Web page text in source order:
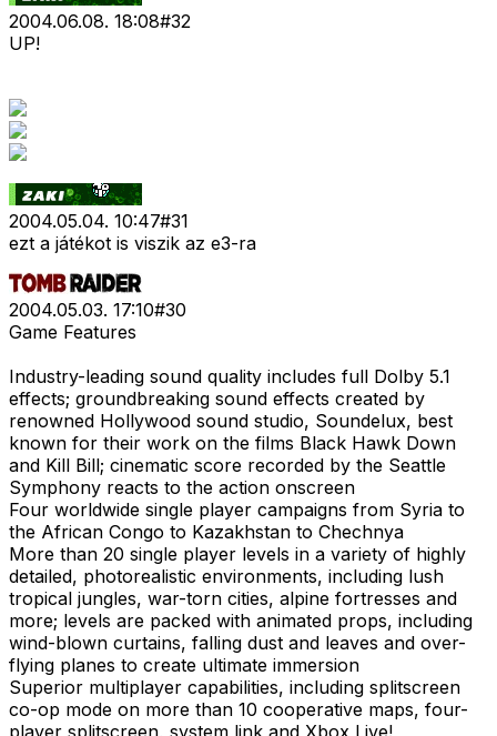
2004.06.08. 18:08#32
UP!
2004.05.04. 10:47#31
ezt a játékot is viszik az e3-ra
2004.05.03. 17:10#30
Game Features
Industry-leading sound quality includes full Dolby 5.1
effects; groundbreaking sound effects created by
renowned Hollywood sound studio, Soundelux, best
known for their work on the films Black Hawk Down
and Kill Bill; cinematic score recorded by the Seattle
Symphony reacts to the action onscreen
Four worldwide single player campaigns from Syria to
the African Congo to Kazakhstan to Chechnya
More than 20 single player levels in a variety of highly
detailed, photorealistic environments, including lush
tropical jungles, war-torn cities, alpine fortresses and
more; levels are packed with animated props, including
wind-blown curtains, falling dust and leaves and over-
flying planes to create ultimate immersion
Superior multiplayer capabilities, including splitscreen
co-op mode on more than 10 cooperative maps, four-